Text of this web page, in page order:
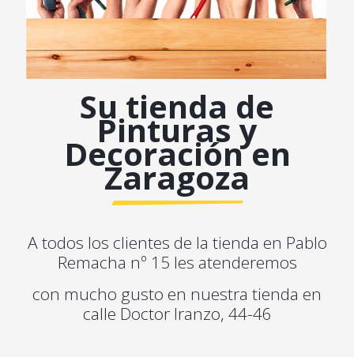
Su tienda de
Pinturas y
Decoración en
Zaragoza
A todos los clientes de la tienda en Pablo
Remacha nº 15 les atenderemos
con mucho gusto en nuestra tienda en
calle Doctor Iranzo, 44-46